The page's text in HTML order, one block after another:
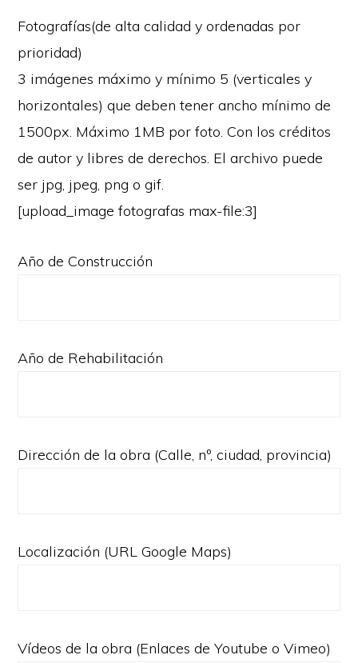
Fotografías(de alta calidad y ordenadas por
prioridad)
3 imágenes máximo y mínimo 5 (verticales y
horizontales) que deben tener ancho mínimo de
1500px. Máximo 1MB por foto. Con los créditos
de autor y libres de derechos. El archivo puede
ser jpg, jpeg, png o gif.
[upload_image fotografas max-file:3]
Año de Construcción
Año de Rehabilitación
Dirección de la obra (Calle, nº, ciudad, provincia)
Localización (URL Google Maps)
Vídeos de la obra (Enlaces de Youtube o Vimeo)